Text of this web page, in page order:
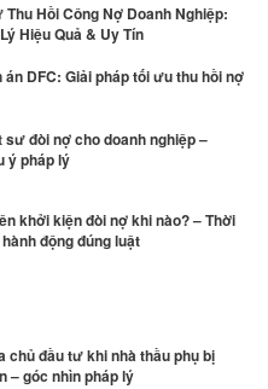
Thu Hồi Công Nợ Doanh Nghiệp:
Hiệu Quả & Uy Tín
án DFC: Giải pháp tối ưu thu hồi nợ
sư đòi nợ cho doanh nghiệp –
ý pháp lý
khởi kiện đòi nợ khi nào? – Thời
động đúng luật
chủ đầu tư khi nhà thầu phụ bị
– góc nhìn pháp lý